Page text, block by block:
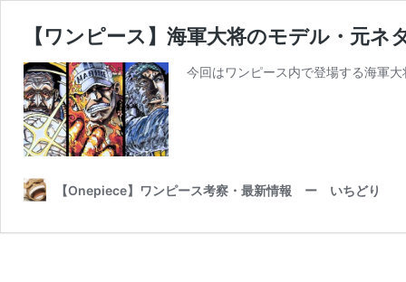
【ワンピース】海軍大将のモデル・元ネ
今回はワンピース内で登場する海軍
【Onepiece】ワンピース考察・最新情報 ー いちどり